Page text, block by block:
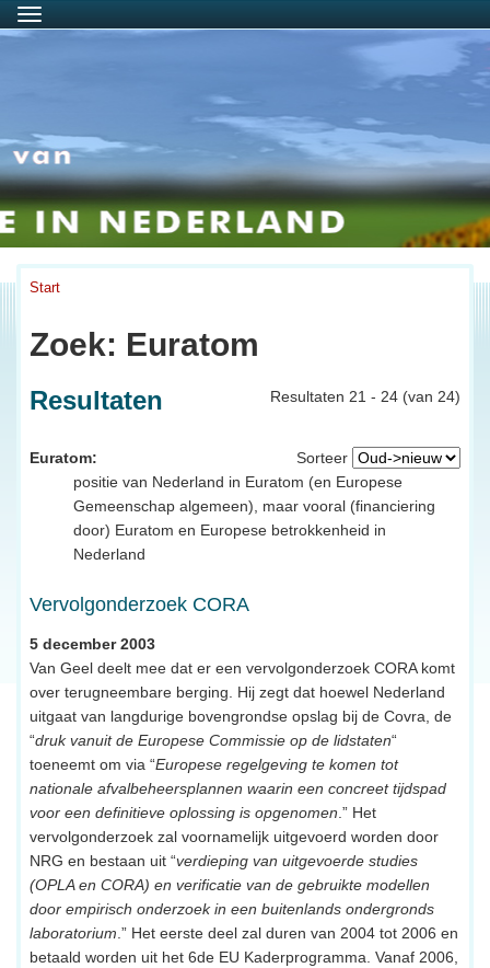
Menu
Start
Zoek: Euratom
Resultaten 21 - 24 (van 24)
Resultaten
Sorteer
Euratom:
positie van Nederland in Euratom (en Europese
Gemeenschap algemeen), maar vooral (financiering
door) Euratom en Europese betrokkenheid in
Nederland
Vervolgonderzoek CORA
5 december 2003
Van Geel deelt mee dat er een vervolgonderzoek CORA komt
over terugneembare berging. Hij zegt dat hoewel Nederland
uitgaat van langdurige bovengrondse opslag bij de Covra, de
“druk vanuit de Europese Commissie op de lidstaten“
toeneemt om via “Europese regelgeving te komen tot
nationale afvalbeheersplannen waarin een concreet tijdspad
voor een definitieve oplossing is opgenomen .” Het
vervolgonderzoek zal voornamelijk uitgevoerd worden door
NRG en bestaan uit “verdieping van uitgevoerde studies
(OPLA en CORA) en verificatie van de gebruikte modellen
door empirisch onderzoek in een buitenlands ondergronds
laboratorium .” Het eerste deel zal duren van 2004 tot 2006 en
betaald worden uit het 6de EU Kaderprogramma. Vanaf 2006,